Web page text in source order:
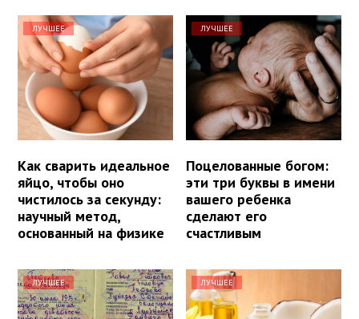
ЛУЧШЕЕ
Как сварить идеальное
яйцо, чтобы оно
чистилось за секунду:
научный метод,
основанный на физике
ЛУЧШЕЕ
Поцелованные богом:
эти три буквы в имени
вашего ребенка
сделают его
счастливым
ЛУЧШЕЕ ЛУЧШЕЕ